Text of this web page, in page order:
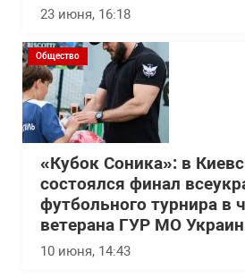
23 июня, 16:18
Общество
«Кубок Соника»: в
состоялся финал
футбольного турнира в
ветерана ГУР МО
10 июня, 14:43